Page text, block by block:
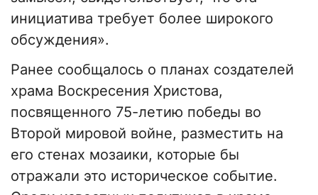
инициатива требует более широкого
обсуждения».
Ранее сообщалось о планах создателей
храма Воскресения Христова,
посвященного 75-летию победы во
Второй мировой войне, разместить на
его стенах мозаики, которые бы
отражали это историческое событие.